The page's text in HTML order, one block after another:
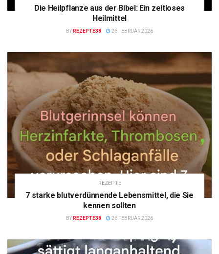
Die Heilpflanze aus der Bibel: Ein zeitloses
Heilmittel
BY REZEPTE38 26 FEBRUAR 2026
REZEPTE
7 starke blutverdünnende Lebensmittel, die Sie
kennen sollten
BY REZEPTE38 26 FEBRUAR 2026